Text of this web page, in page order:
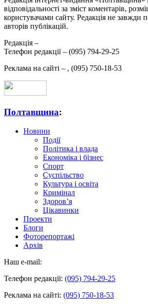
відповідальності за зміст коментарів,
користувачами сайту. Редакція не завжди
авторів публікацій.
Редакція –
Телефон редакції – (095) 794-29-25
Реклама на сайті – , (095) 750-18-53
Полтавщина:
Новини
Події
Політика і влада
Економіка і бізнес
Спорт
Суспільство
Культура і освіта
Кримінал
Здоров’я
Цікавинки
Проекти
Блоги
Фоторепортажі
Архів
Наш e-mail:
Телефон редакції: (095) 794-29-25
Реклама на сайті: (095) 750-18-53